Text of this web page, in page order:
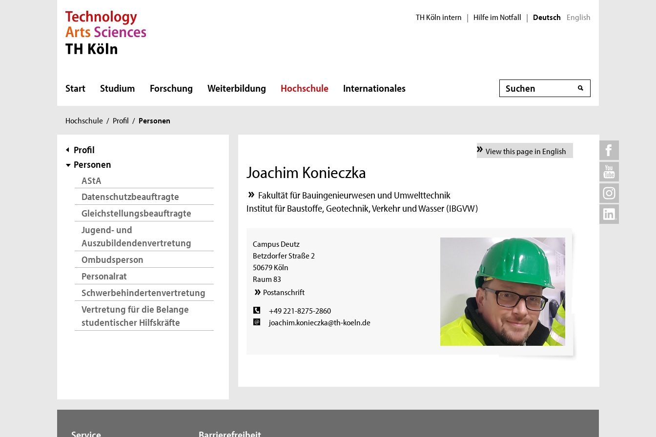
Direkt zur Hauptnavigation
Direkt zur Subnavigation
Direkt zum Inhalt
Direkt zum Fußbereich TH Köln intern | Hilfe im Notfall | Deutsch English
Start Studium Forschung Weiterbildung Hochschule Internationales Suche
Sie
hier:
Hochschule / Profil / Personen
Subnavigation
Profil
Personen
AStA
Datenschutzbeauftragte
Gleichstellungsbeauftragte
Jugend- und
Auszubildendenvertretung
Ombudsperson
Personalrat
Schwerbehindertenvertretung
Vertretung für die Belange
studentischer Hilfskräfte
View this page in English
Joachim Konieczka
Fakultät für Bauingenieurwesen und Umwelttechnik
Institut für Baustoffe, Geotechnik, Verkehr und Wasser (IBGVW)
Campus Deutz
Betzdorfer Straße 2
50679 Köln
Raum 83
Postanschrift
+49 221-8275-2860
joachim.konieczka@th-koeln.de
Service Barrierefreiheit